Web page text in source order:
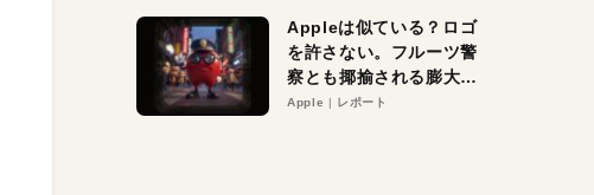
Appleは似ている？ロゴ
を許さない。フルーツ警
察とも揶揄される膨大な
異議申し立て。対象は非
Apple レポート